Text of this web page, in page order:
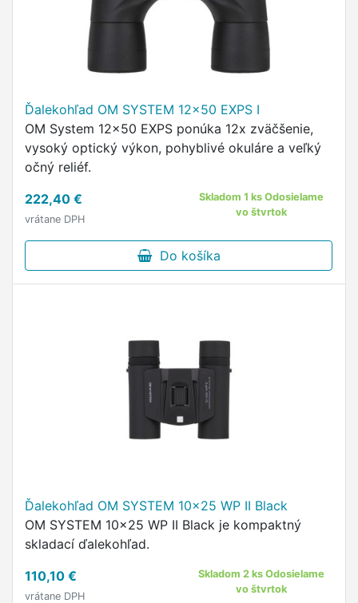
Ďalekohľad OM SYSTEM 12x50 EXPS I
OM System 12x50 EXPS ponúka 12x zväčšenie,
vysoký optický výkon, pohyblivé okuláre a veľký
očný reliéf.
222,40 €
vrátane DPH
Skladom 1 ks Odosielame
vo štvrtok
Do košíka
Ďalekohľad OM SYSTEM 10x25 WP II Black
OM SYSTEM 10x25 WP II Black je kompaktný
skladací ďalekohľad.
110,10 €
vrátane DPH
Skladom 2 ks Odosielame
vo štvrtok